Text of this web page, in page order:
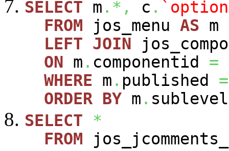
SELECT m .*, c .
FROM jos_menu AS m
LEFT JOIN
ON m . componentid =
WHERE m . published =
ORDER BY m . sublevel
SELECT
*
FROM